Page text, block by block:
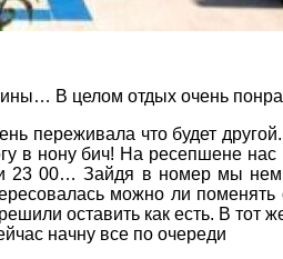
В целом отдых очень
переживала что будет
в нону бич! На ресепшене
23 00… Зайдя в номер мы
можно ли поменять
оставить как есть. В тот
начну все по очереди